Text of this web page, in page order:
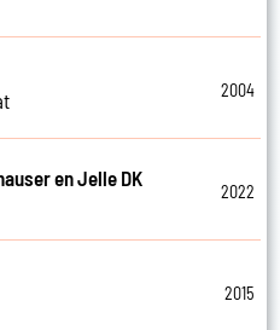
2004
en Jelle DK
2022
2015